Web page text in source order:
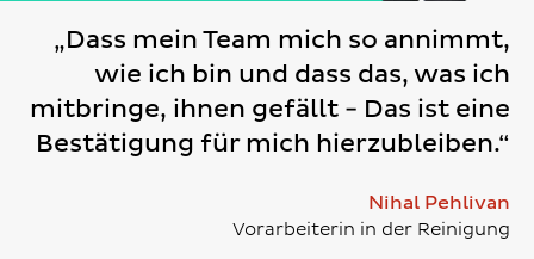
„Dass mein Team mich so annimmt,
wie ich bin und dass das, was ich
mitbringe, ihnen gefällt - Das ist eine
Bestätigung für mich hierzubleiben.“
Nihal Pehlivan
Vorarbeiterin in der Reinigung